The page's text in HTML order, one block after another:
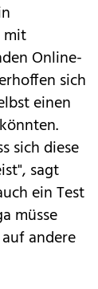
mit
Online-
sich
einen
sich diese
sagt
ein Test
müsse
andere